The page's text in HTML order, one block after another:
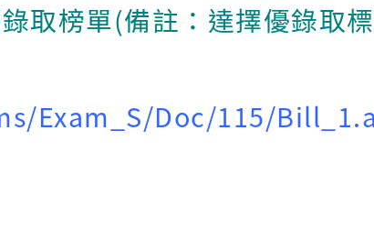
取榜單(備註：達擇優錄取
Exam_S/Doc/115/